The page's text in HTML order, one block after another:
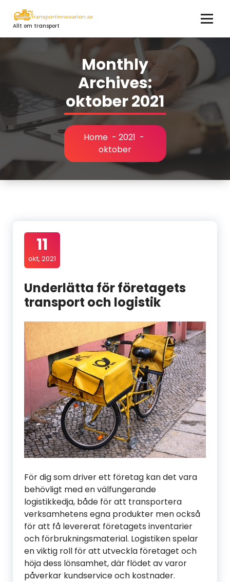
content
Allt om transport
Monthly
Archives:
oktober 2021
Home - 2021 -
oktober
11
okt, 2021
Underlätta för företagets
transport och logistik
För dig som driver ett företag kan det vara
behövligt med en välfungerande
logistikkedja, både för att transportera
verksamhetens egna produkter men också
för att få levererat företagets inventarier
och förbrukningsmaterial. Logistiken spelar
en viktig roll för att utveckla företaget och
höja dess lönsamhet, där flödet av varor
påverkar kundservice och kostnader.